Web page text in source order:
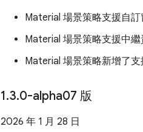
Material 場景策略支援自
Material 場景策略支援中
Material 場景策略新增了
1.3.0-alpha07 版
2026 年 1 月 28 日